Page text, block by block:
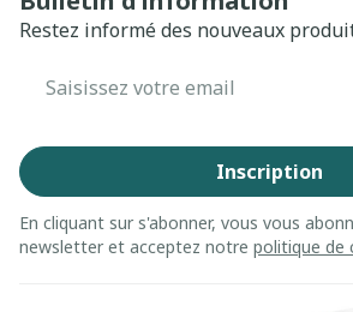
Restez informé des nouveaux
Inscription
En cliquant sur s'abonner, vous vous
newsletter et acceptez notre politique de